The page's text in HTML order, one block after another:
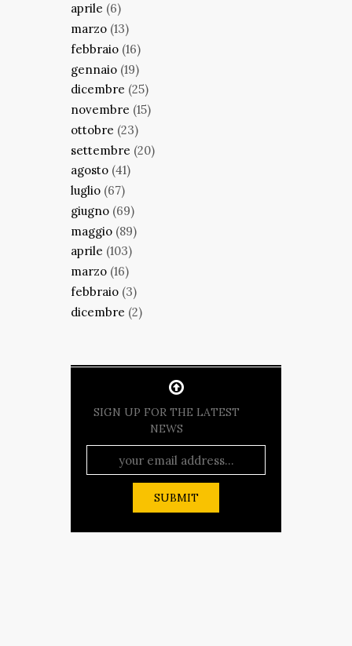
aprile (6)
marzo (13)
febbraio (16)
gennaio (19)
dicembre (25)
novembre (15)
ottobre (23)
settembre (20)
agosto (41)
luglio (67)
giugno (69)
maggio (89)
aprile (103)
marzo (16)
febbraio (3)
dicembre (2)
SIGN UP FOR THE LATEST
NEWS